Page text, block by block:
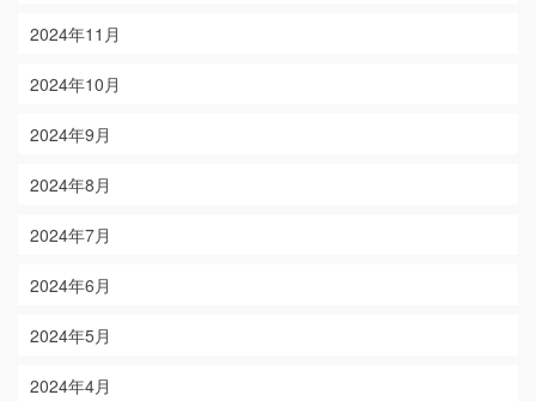
2024年11月
2024年10月
2024年9月
2024年8月
2024年7月
2024年6月
2024年5月
2024年4月